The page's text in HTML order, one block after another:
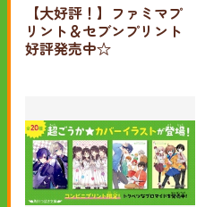
【大好評！】ファミマプ
リント＆セブンプリント
好評発売中☆